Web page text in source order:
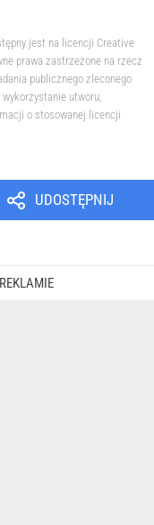
jest na licencji Creative
prawa zastrzeżone na rzecz
publicznego zleconego
utworu,
o stosowanej licencji
UDOSTĘPNIJ